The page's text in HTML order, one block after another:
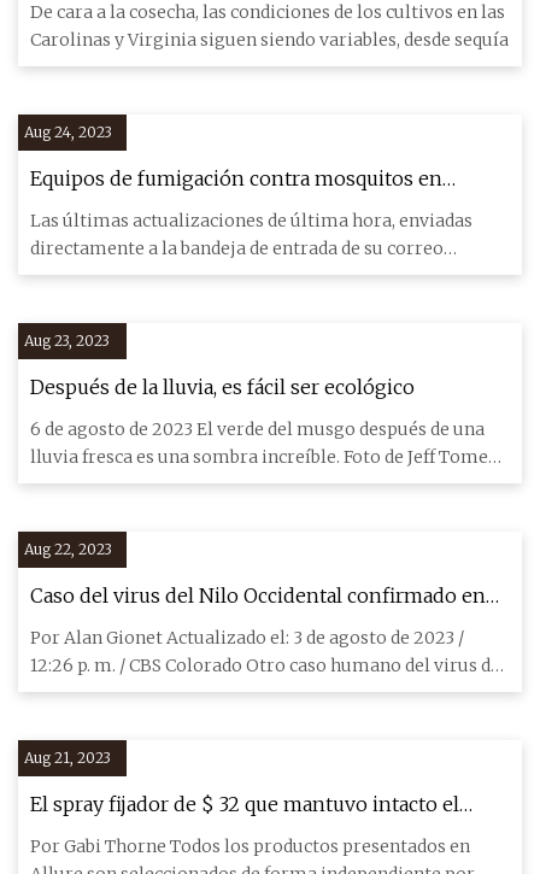
De cara a la cosecha, las condiciones de los cultivos en las
Carolinas y Virginia siguen siendo variables, desde sequía
Aug 24, 2023
Equipos de fumigación contra mosquitos en
algunas zonas del sur
Las últimas actualizaciones de última hora, enviadas
directamente a la bandeja de entrada de su correo
electrónico. Lo
Aug 23, 2023
Después de la lluvia, es fácil ser ecológico
6 de agosto de 2023 El verde del musgo después de una
lluvia fresca es una sombra increíble. Foto de Jeff Tome
Hace vari
Aug 22, 2023
Caso del virus del Nilo Occidental confirmado en
otro condado por las lluvias en Colorado
Por Alan Gionet Actualizado el: 3 de agosto de 2023 /
12:26 p. m. / CBS Colorado Otro caso humano del virus del
Nilo Occ
Aug 21, 2023
El spray fijador de $ 32 que mantuvo intacto el
maquillaje de gira de Beyoncé bajo la lluvia -
Revisión
Por Gabi Thorne Todos los productos presentados en